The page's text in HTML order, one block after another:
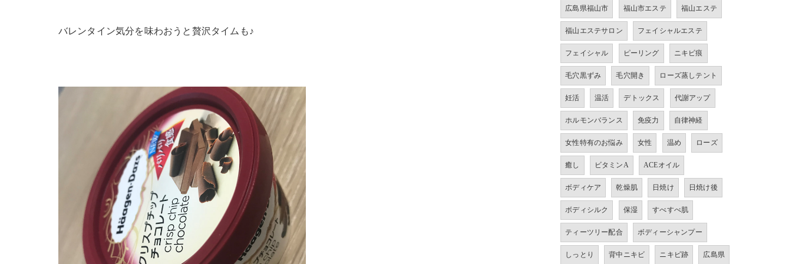
バレンタイン気分を味わおうと贅沢タイムも♪
広島県福山市 福山市エステ 福山エステ
福山エステサロン フェイシャルエステ
フェイシャル ピーリング ニキビ痕
毛穴黒ずみ 毛穴開き ローズ蒸しテント
妊活 温活 デトックス 代謝アップ
ホルモンバランス 免疫力 自律神経
女性特有のお悩み 女性 温め ローズ
癒し ビタミンA ACEオイル
ボディケア 乾燥肌 日焼け 日焼け後
ボディシルク 保湿 すべすべ肌
ティーツリー配合 ボディーシャンプー
しっとり 背中ニキビ ニキビ跡 広島県